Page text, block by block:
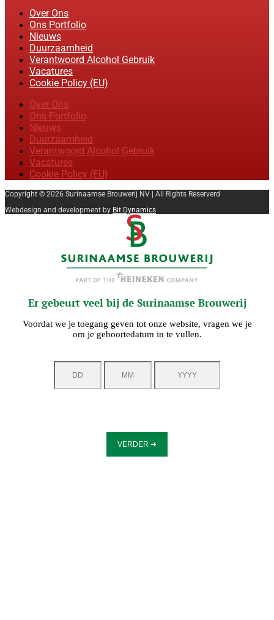
Over Ons
Ons Portfolio
Nieuws
Duurzaamheid
Verantwoord Alcohol Gebruik
Vacatures
Cookie Policy (EU)
Over Ons
Ons Portfolio
Nieuws
Duurzaamheid
Verantwoord Alcohol Gebruik
Vacatures
Cookie Policy (EU)
Copyright © 2026 Surinaamse Brouwerij NV | All Rights Reserverd
Webdesign and development by Bit Dynamics
Er gebeurt veel bij de Surinaamse Brouwerij
Voordat we je toegang geven tot onze website, vragen we je
om je geboortedatum in te vullen.